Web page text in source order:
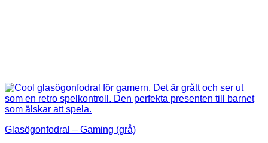
Glasögonfodral – Gaming (grå)